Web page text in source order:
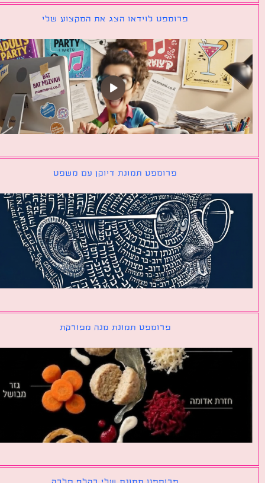
פרומפט לוידאו הצג את המקצוע שלי
פרומפט תמונת דיוקן עם משפט
פרומפט תמונת מנה מפורקת